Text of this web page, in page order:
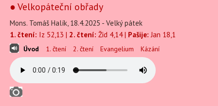
● Velkopáteční obřady
Mons. Tomáš Halík, 18.4.2025 - Velký pátek
1. čtení: Iz 52,13 | 2. čtení: Žid 4,14 | Pašije: Jan 18,1
Úvod 1. čtení 2. čtení Evangelium Kázání